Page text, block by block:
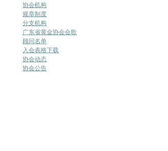
协会机构
规章制度
分支机构
广东省黄金协会会歌
顾问名单
入会表格下载
协会动态
协会公告